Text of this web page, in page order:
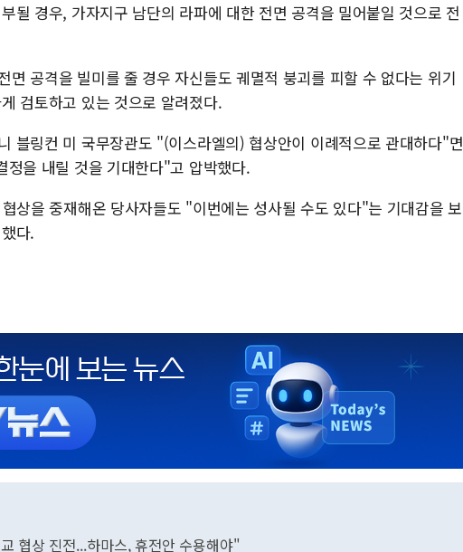
될 경우, 가자지구 남단의 라파에 대한 전면 공격을 밀어붙일 것으로 전
면 공격을 빌미를 줄 경우 자신들도 궤멸적 붕괴를 피할 수 없다는 위기
검토하고 있는 것으로 알려졌다.
블링컨 미 국무장관도 "(이스라엘의) 협상안이 이례적으로 관대하다"면
정을 내릴 것을 기대한다"고 압박했다.
상을 중재해온 당사자들도 "이번에는 성사될 수도 있다"는 기대감을 보
다.
협상 진전...하마스, 휴전안 수용해야"